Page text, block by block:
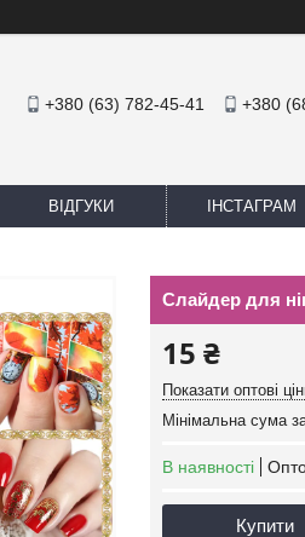
+380 (63) 782-45-41 +380
ВІДГУКИ ІНСТАГРАМ
Слайдер для
15 ₴
Показати оптові
Мінімальна сума
В наявності
Купити